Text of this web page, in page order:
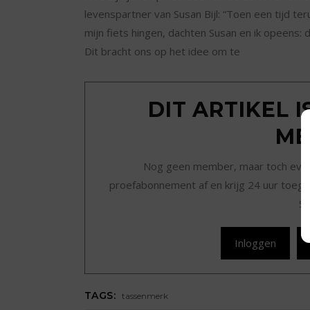
levenspartner van Susan Bijl: “Toen een tijd
mijn fiets hingen, dachten Susan en ik
Dit bracht ons op het idee om te
DIT ARTIKEL
Nog geen member, maar toch
proefabonnement af en krijg 24 uur
Inloggen
TAGS: tassenmerk